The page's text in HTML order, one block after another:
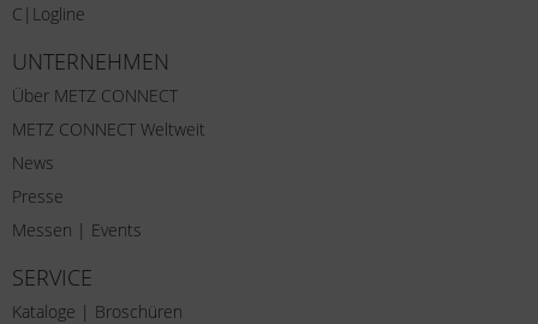
C|Logline
UNTERNEHMEN
Über METZ CONNECT
METZ CONNECT Weltweit
News
Presse
Messen | Events
SERVICE
Kataloge | Broschüren